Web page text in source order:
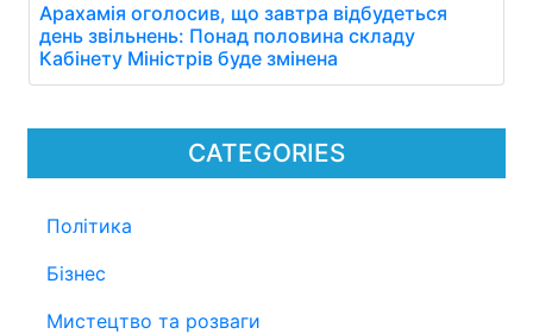
CATEGORIES
Політика
Бізнес
Мистецтво та розваги
Арахамія оголосив, що завтра відбудеться
день звільнень: Понад половина складу
Кабінету Міністрів буде змінена